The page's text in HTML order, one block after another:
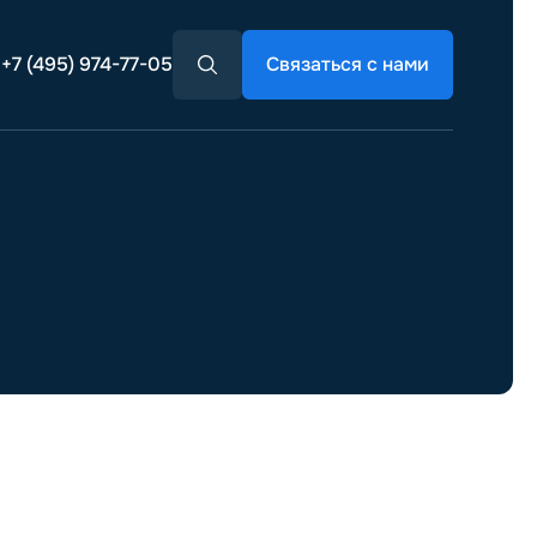
+7 (495) 974-77-05 Связаться с нами